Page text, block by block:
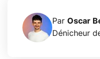
Par Oscar
Dénicheur